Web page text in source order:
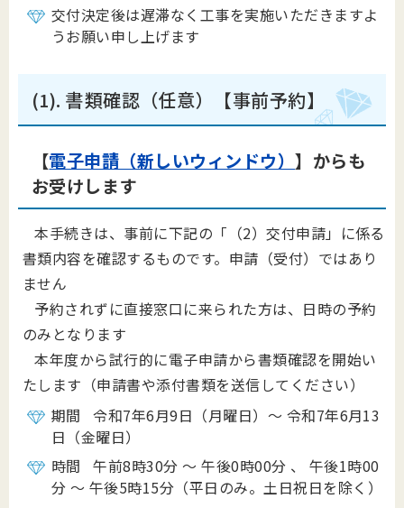
交付決定後は遅滞なく工事を実施いただきますよ
うお願い申し上げます
(1). 書類確認（任意）【事前予約】
【電子申請（新しいウィンドウ）】からも
お受けします
本手続きは、事前に下記の「（2）交付申請」に係る
書類内容を確認するものです。申請（受付）ではあり
ません
予約されずに直接窓口に来られた方は、日時の予約
のみとなります
本年度から試行的に電子申請から書類確認を開始い
たします（申請書や添付書類を送信してください）
期間 令和7年6月9日（月曜日）～ 令和7年6月13
日（金曜日）
時間 午前8時30分 ～ 午後0時00分 、 午後1時00
分 ～ 午後5時15分（平日のみ。土日祝日を除く）